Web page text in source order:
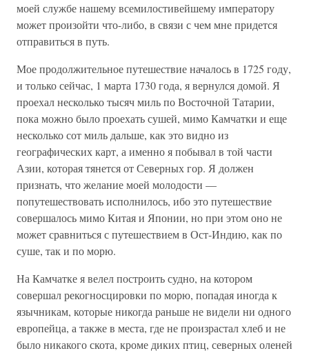
моей службе нашему всемилостивейшему императору
может произойти что-либо, в связи с чем мне придется
отправиться в путь.
Мое продолжительное путешествие началось в 1725 году,
и только сейчас, 1 марта 1730 года, я вернулся домой. Я
проехал несколько тысяч миль по Восточной Татарии,
пока можно было проехать сушей, мимо Камчатки и еще
несколько сот миль дальше, как это видно из
географических карт, а именно я побывал в той части
Азии, которая тянется от Северных гор. Я должен
признать, что желание моей молодости —
попутешествовать исполнилось, ибо это путешествие
совершалось мимо Китая и Японии, но при этом оно не
может сравниться с путешествием в Ост-Индию, как по
суше, так и по морю.
На Камчатке я велел построить судно, на котором
совершал рекогносцировки по морю, попадая иногда к
язычникам, которые никогда раньше не видели ни одного
европейца, а также в места, где не произрастал хлеб и не
было никакого скота, кроме диких птиц, северных оленей